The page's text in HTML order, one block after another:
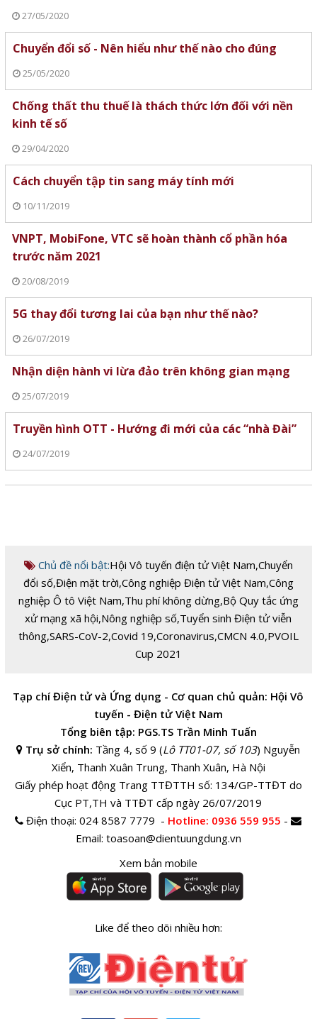
27/05/2020
Chuyển đổi số - Nên hiểu như thế nào cho đúng
25/05/2020
Chống thất thu thuế là thách thức lớn đối với nền
kinh tế số
29/04/2020
Cách chuyển tập tin sang máy tính mới
10/11/2019
VNPT, MobiFone, VTC sẽ hoàn thành cổ phần hóa
trước năm 2021
20/08/2019
5G thay đổi tương lai của bạn như thế nào?
26/07/2019
Nhận diện hành vi lừa đảo trên không gian mạng
25/07/2019
Truyền hình OTT - Hướng đi mới của các “nhà Đài”
24/07/2019
Chủ đề nổi bật:Hội Vô tuyến điện tử Việt Nam,Chuyển
đổi số,Điện mặt trời,Công nghiệp Điện tử Việt Nam,Công
nghiệp Ô tô Việt Nam,Thu phí không dừng,Bộ Quy tắc ứng
xử mạng xã hội,Nông nghiệp số,Tuyển sinh Điện tử viễn
thông,SARS-CoV-2,Covid 19,Coronavirus,CMCN 4.0,PVOIL
Cup 2021
Tạp chí Điện tử và Ứng dụng - Cơ quan chủ quản: Hội Vô
tuyến - Điện tử Việt Nam
Tổng biên tập: PGS.TS Trần Minh Tuấn
Trụ sở chính: Tầng 4, số 9 (Lô TT01-07, số 103) Nguyễn
Xiển, Thanh Xuân Trung, Thanh Xuân, Hà Nội
Giấy phép hoạt động Trang TTĐTTH số: 134/GP-TTĐT do
Cục PT,TH và TTĐT cấp ngày 26/07/2019
Điện thoại:024 8587 7779 - Hotline: 0936 559 955 -
Email: toasoan@dientuungdung.vn
Xem bản mobile
Like để theo dõi nhiều hơn: